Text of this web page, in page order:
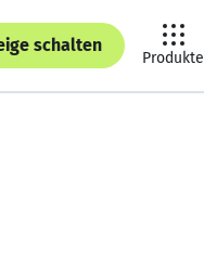
schalten
Produkte